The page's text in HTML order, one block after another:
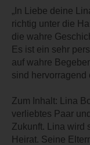
„In Liebe deine
richtig unter die
die wahre
Es ist ein sehr
auf wahre
sind hervorragend
Zum Inhalt: Lina
verliebtes Paar
Zukunft. Lina wird
Heirat. Seine